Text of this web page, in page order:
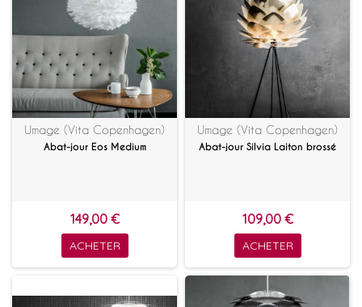
Umage (Vita Copenhagen)
Abat-jour Eos Medium
149,00 €
ACHETER
Umage (Vita Copenhagen)
Abat-jour Silvia Laiton brossé
109,00 €
ACHETER